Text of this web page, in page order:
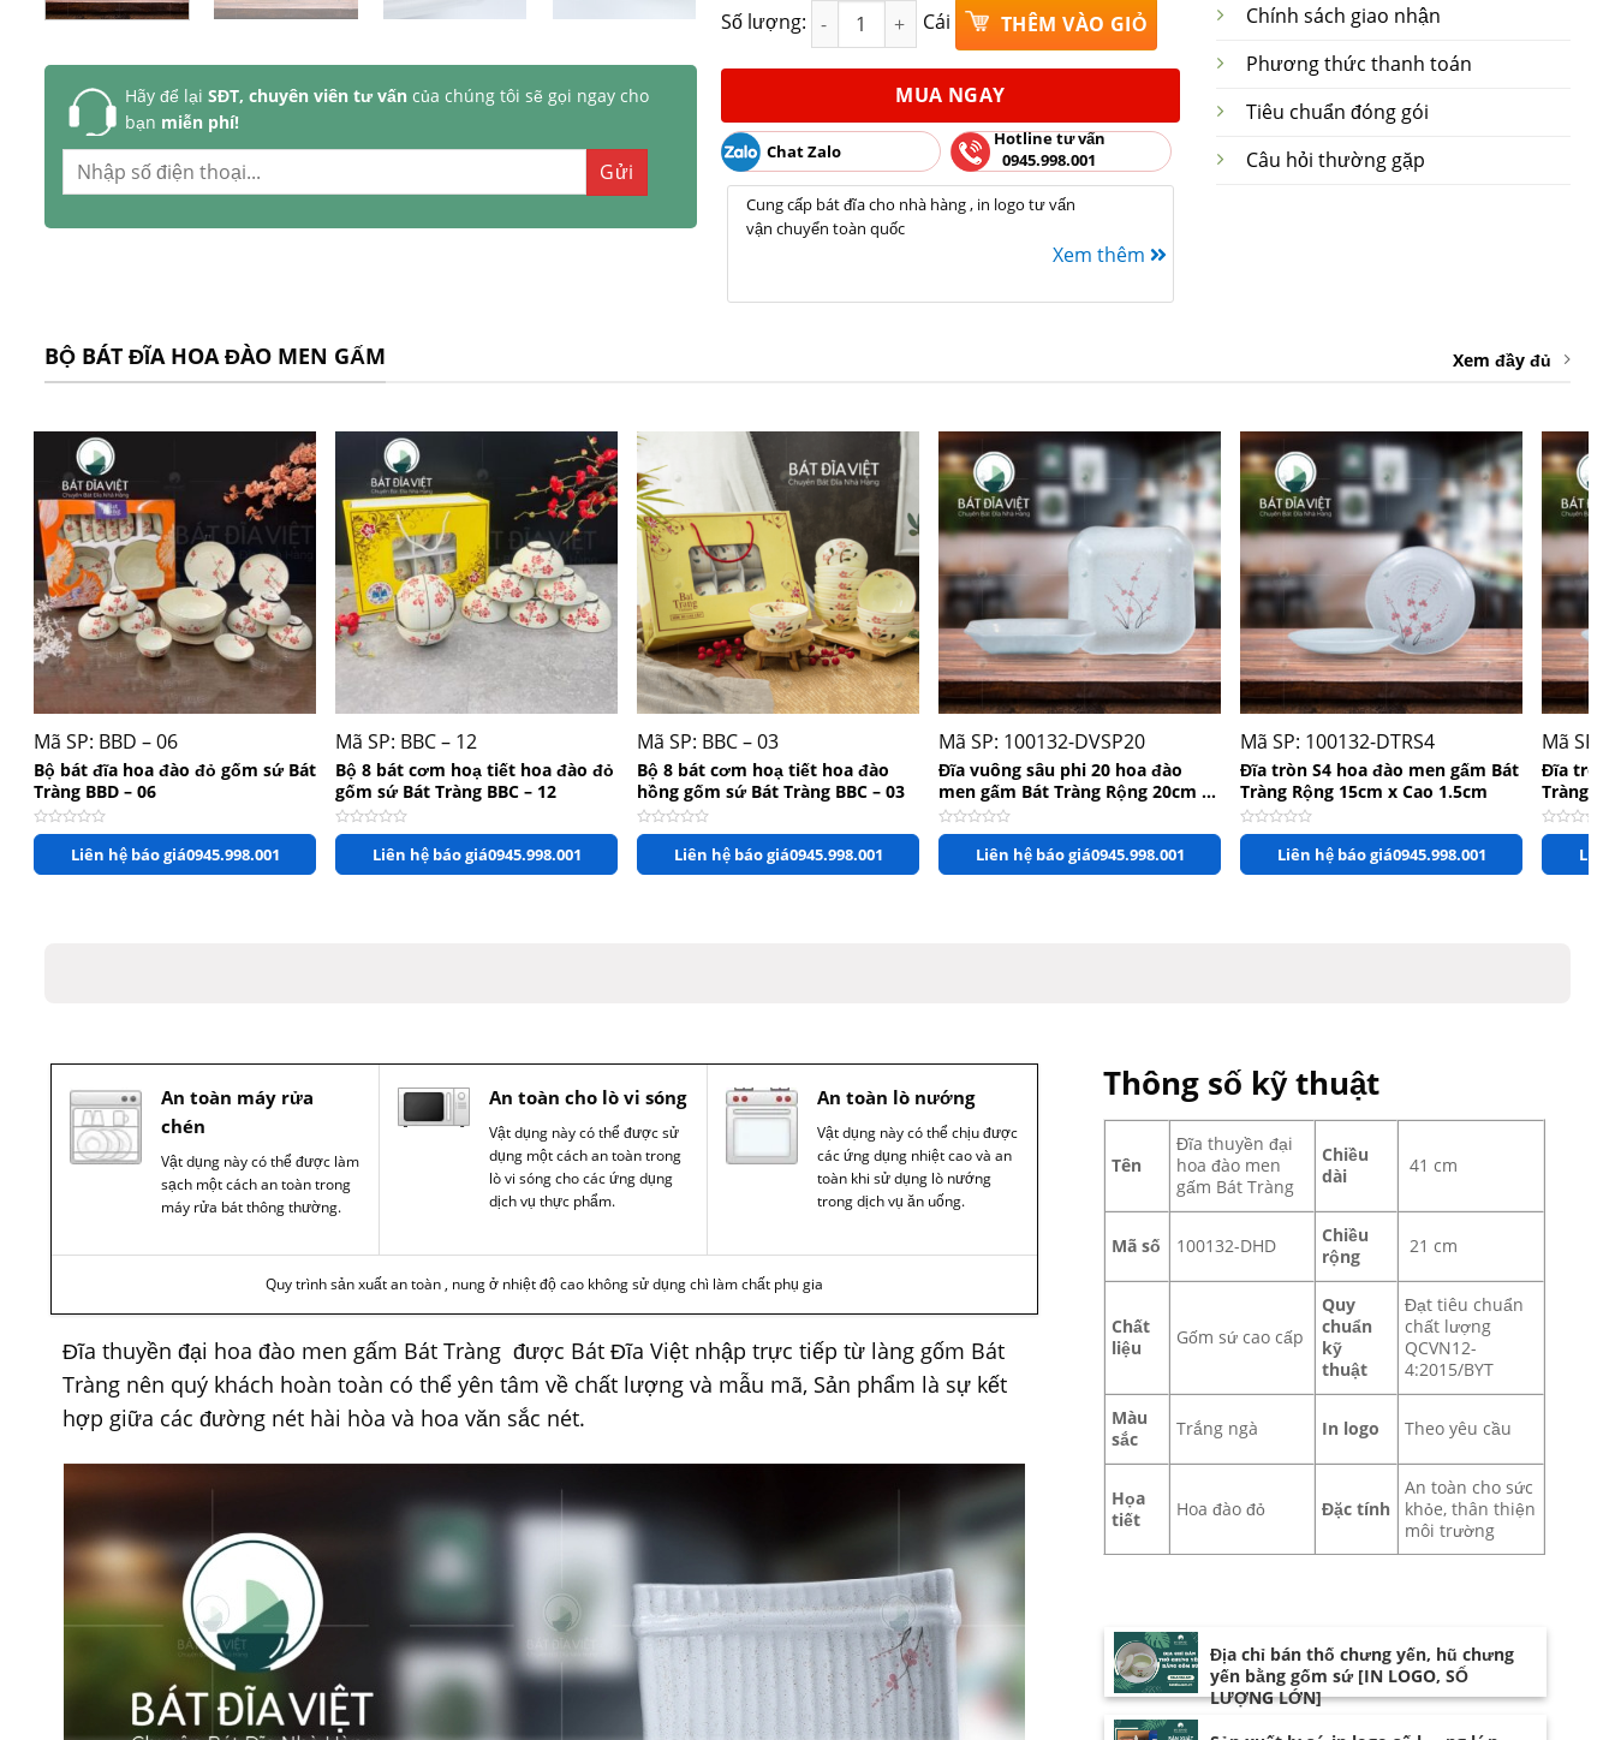
Hãy để lại SĐT, chuyên viên tư vấncủa chúng tôi sẽ gọi ngay cho
bạn miễn phí!
Số lượng: Đĩa thuyền đại hoa đào men gấm Bát Tràng Rộng 21cm x Dài 41cm số lượng
Cái THÊM VÀO GIỎ
MUA NGAY
Chat Zalo
Hotline tư vấn
0945.998.001
Cung cấp bát đĩa cho nhà hàng , in logo tư vấn
vận chuyển toàn quốc
Xem thêm
Chính sách giao nhận
Phương thức thanh toán
Tiêu chuẩn đóng gói
Câu hỏi thường gặp
BỘ BÁT ĐĨA HOA ĐÀO MEN GẤM Xem đầy đủ
Mã SP: BBD – 06
Bộ bát đĩa hoa đào đỏ gốm sứ Bát
Tràng BBD – 06
Được xếp hạng05 sao
Liên hệ báo giá0945.998.001
Mã SP: BBC – 12
Bộ 8 bát cơm hoạ tiết hoa đào đỏ
gốm sứ Bát Tràng BBC – 12
Được xếp hạng05 sao
Liên hệ báo giá0945.998.001
+
Mã SP: BBC – 03
Bộ 8 bát cơm hoạ tiết hoa đào
hồng gốm sứ Bát Tràng BBC – 03
Được xếp hạng05 sao
Liên hệ báo giá0945.998.001
+
Mã SP: 100132-DVSP20
Đĩa vuông sâu phi 20 hoa đào
men gấm Bát Tràng Rộng 20cm x
Cao 3cm
Được xếp hạng05 sao
Liên hệ báo giá0945.998.001
+
Mã SP: 100132-DTRS4
Đĩa tròn S4 hoa đào men gấm Bát
Tràng Rộng 15cm x Cao 1.5cm
Được xếp hạng05 sao
Liên hệ báo giá0945.998.001
+
Mã SP:
Đĩa tròn
Tràng
Được xếp
An toàn máy rửa
chén
Vật dụng này có thể được làm
sạch một cách an toàn trong
máy rửa bát thông thường.
An toàn cho lò vi sóng
Vật dụng này có thể được sử
dụng một cách an toàn trong
lò vi sóng cho các ứng dụng
dịch vụ thực phẩm.
An toàn lò nướng
Vật dụng này có thể chịu được
các ứng dụng nhiệt cao và an
toàn khi sử dụng lò nướng
trong dịch vụ ăn uống.
Quy trình sản xuất an toàn , nung ở nhiệt độ cao không sử dụng chì làm chất phụ gia
Đĩa thuyền đại hoa đào men gấm Bát Tràng được Bát Đĩa Việt nhập trực tiếp từ làng gốm Bát
Tràng nên quý khách hoàn toàn có thể yên tâm về chất lượng và mẫu mã, Sản phẩm là sự kết
hợp giữa các đường nét hài hòa và hoa văn sắc nét.
Thông số kỹ thuật
Tên
Đĩa thuyền đại
hoa đào men
gấm Bát Tràng
Chiều
dài
41 cm
Mã số 100132-DHD
Chiều
rộng
21 cm
Chất
liệu
Gốm sứ cao cấp
Quy
chuẩn
kỹ
thuật
Đạt tiêu chuẩn
chất lượng
QCVN12-
4:2015/BYT
Màu
sắc
Trắng ngà In logo Theo yêu cầu
Họa
tiết
Hoa đào đỏ Đặc tính
An toàn cho sức
khỏe, thân thiện
môi trường
Địa chỉ bán thố chưng yến, hũ chưng
yến bằng gốm sứ [IN LOGO, SỐ
LƯỢNG LỚN]